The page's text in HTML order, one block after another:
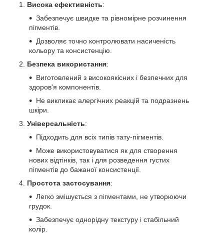
Висока ефективність:
Забезпечує швидке та рівномірне розчинення
пігментів.
Дозволяє точно контролювати насиченість
кольору та консистенцію.
Безпека використання:
Виготовлений з високоякісних і безпечних для
здоров'я компонентів.
Не викликає алергічних реакцій та подразнень
шкіри.
Універсальність:
Підходить для всіх типів тату-пігментів.
Може використовуватися як для створення
нових відтінків, так і для розведення густих
пігментів до бажаної консистенції.
Простота застосування:
Легко змішується з пігментами, не утворюючи
грудок.
Забезпечує однорідну текстуру і стабільний
колір.